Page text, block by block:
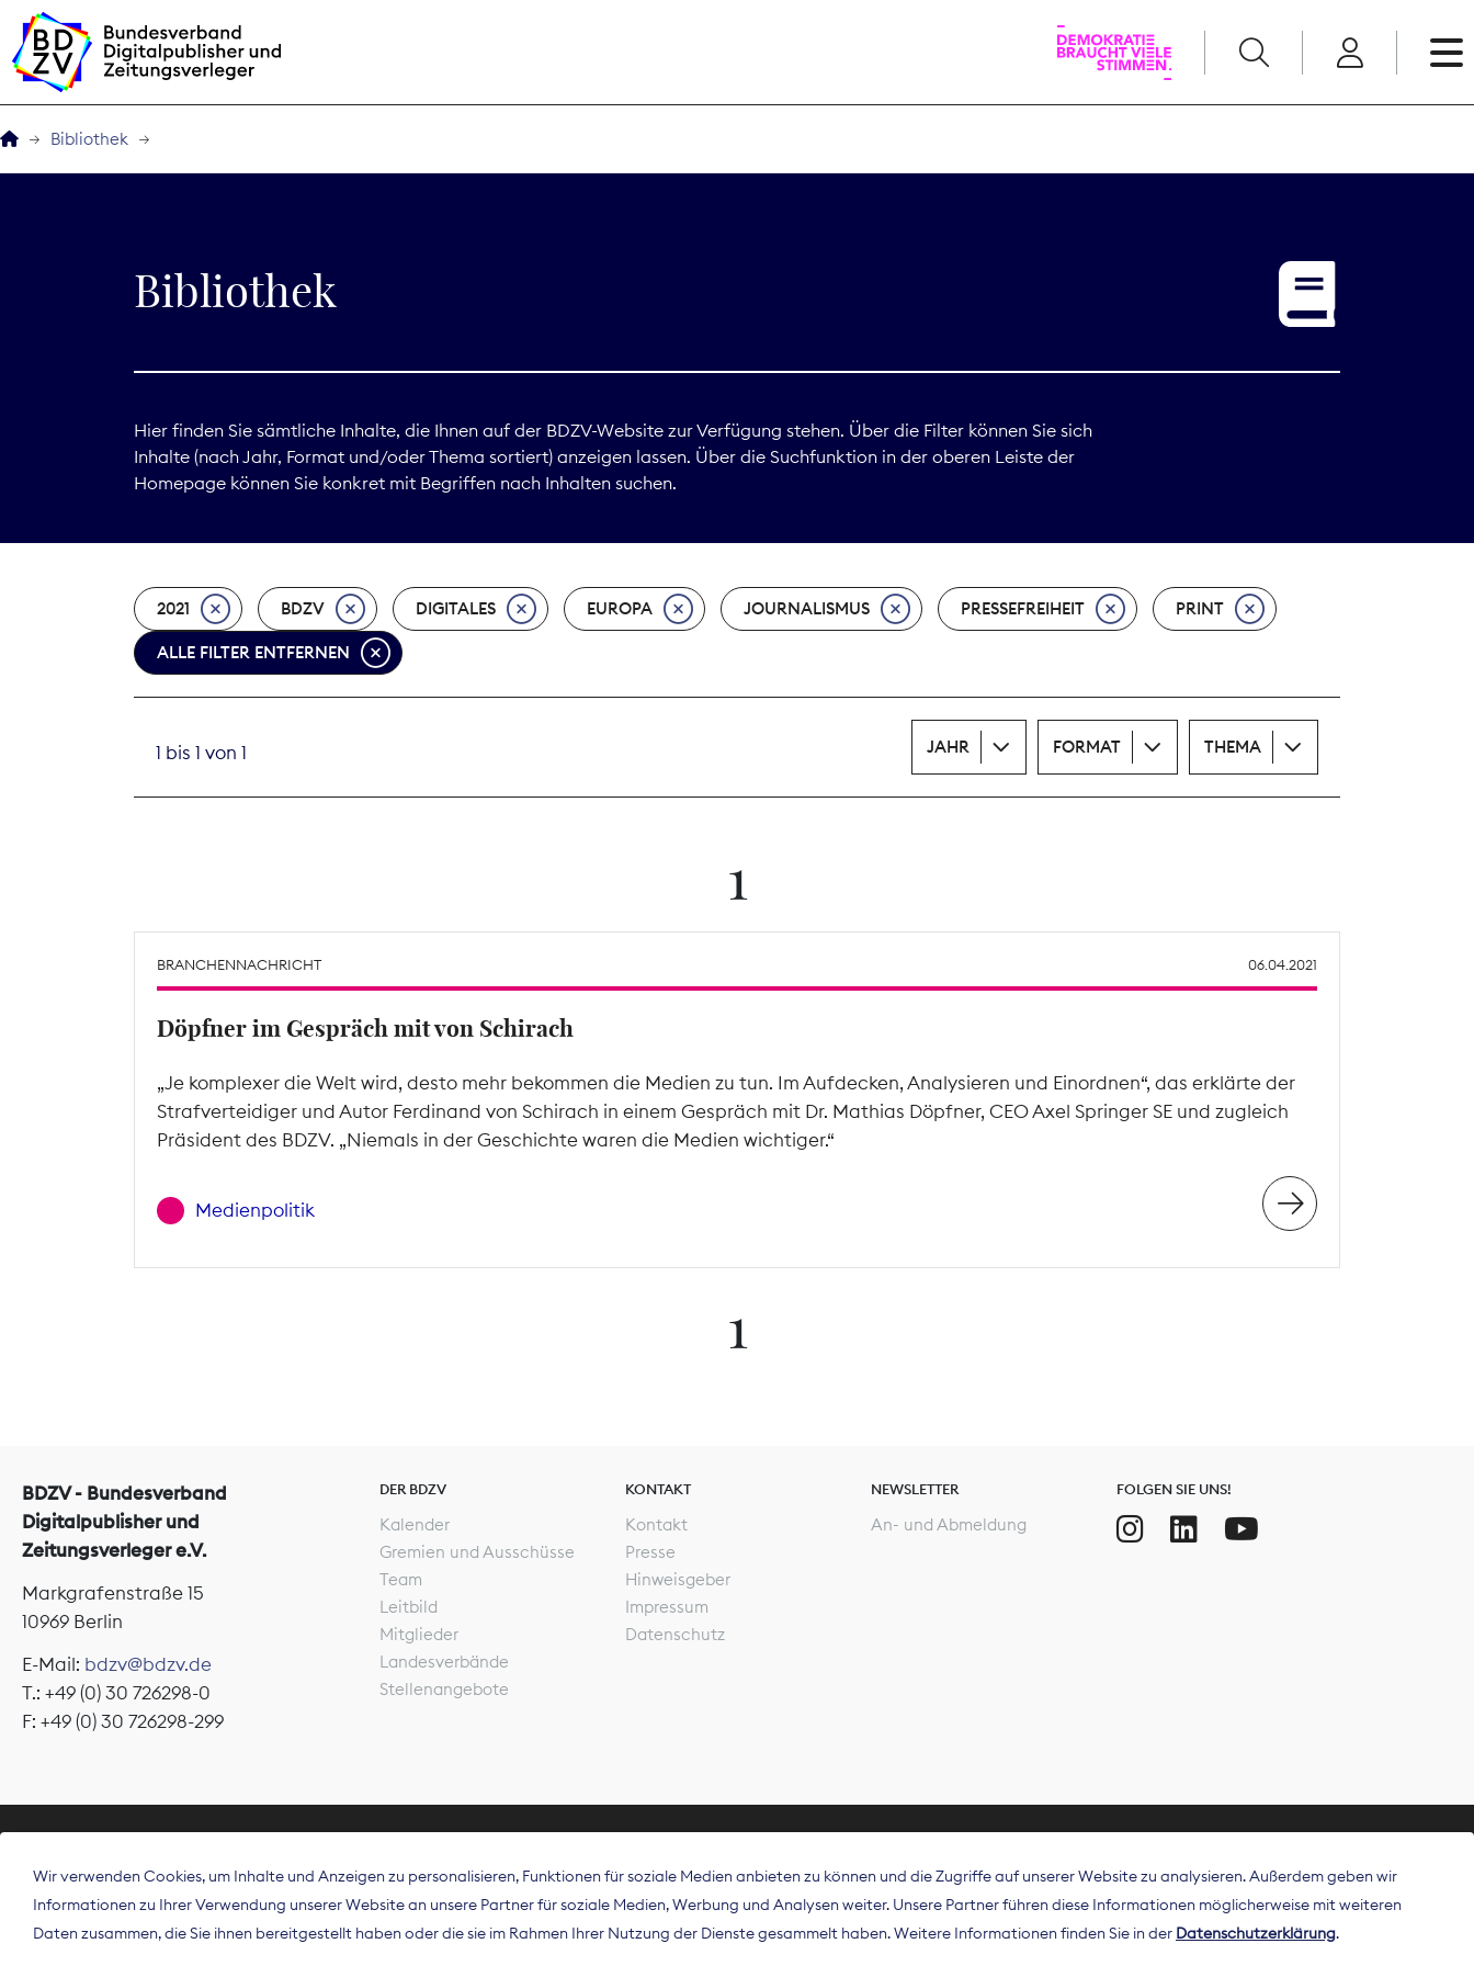
BDZVplus GmbH
Service
Print
Bibliothek
Bibliothek
Hier finden Sie sämtliche Inhalte, die Ihnen auf der BDZV-Website zur Verfügung stehen. Über die Filter können Sie sich
Inhalte (nach Jahr, Format und/oder Thema sortiert) anzeigen lassen. Über die Suchfunktion in der oberen Leiste der
Homepage können Sie konkret mit Begriffen nach Inhalten suchen.
2021 BDZV DIGITALES EUROPA JOURNALISMUS PRESSEFREIHEIT PRINT
ALLE FILTER ENTFERNEN
1 bis 1 von 1 JAHR FORMAT THEMA
1
BRANCHENNACHRICHT 06.04.2021
Döpfner im Gespräch mit von Schirach
„Je komplexer die Welt wird, desto mehr bekommen die Medien zu tun. Im Aufdecken, Analysieren und Einordnen“, das erklärte der
Strafverteidiger und Autor Ferdinand von Schirach in einem Gespräch mit Dr. Mathias Döpfner, CEO Axel Springer SE und zugleich
Präsident des BDZV. „Niemals in der Geschichte waren die Medien wichtiger.“
Medienpolitik
1
BDZV - Bundesverband
Digitalpublisher und
Zeitungsverleger e.V.
Markgrafenstraße 15
10969 Berlin
E-Mail: bdzv@bdzv.de
T.: +49 (0) 30 726298-0
F: +49 (0) 30 726298-299
DER BDZV
Kalender
Gremien und Ausschüsse
Team
Leitbild
Mitglieder
Landesverbände
Stellenangebote
KONTAKT
Kontakt
Presse
Hinweisgeber
Impressum
Datenschutz
NEWSLETTER
An- und Abmeldung
FOLGEN SIE UNS!
Der Bundesverband Digitalpublisher und Zeitungsverleger (BDZV) vertritt als
Spitzenorganisation die Interessen der Zeitungsverlage und digitalen Publisher in
Deutschland und auf EU-Ebene.
Wir verwenden Cookies, um Inhalte und Anzeigen zu personalisieren, Funktionen für soziale Medien anbieten zu können und die Zugriffe auf unserer Website zu analysieren. Außerdem geben wir
Informationen zu Ihrer Verwendung unserer Website an unsere Partner für soziale Medien, Werbung und Analysen weiter. Unsere Partner führen diese Informationen möglicherweise mit weiteren
Daten zusammen, die Sie ihnen bereitgestellt haben oder die sie im Rahmen Ihrer Nutzung der Dienste gesammelt haben. Weitere Informationen finden Sie in der Datenschutzerklärung.